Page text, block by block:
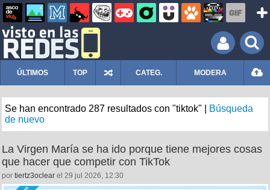
ÚLTIMOS TOP CATEG. MODERA
Se han encontrado 287 resultados con "tiktok" |
Búsqueda
de nuevo
La Virgen María se ha ido porque tiene mejores cosas
que hacer que competir con TikTok
por tiertz3oclear el 29 jul 2026, 12:30